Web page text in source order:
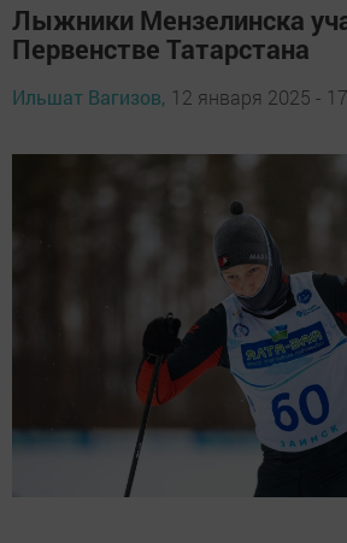
Лыжники Мензелинска
Первенстве Татарстана
Ильшат Вагизов, 12 января 2025 -